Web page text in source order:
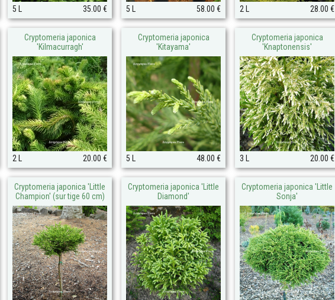
5 L 35.00 € 5 L 58.00 € 2 L 28.00 €
Cryptomeria japonica
'Kilmacurragh'
2 L 20.00 €
Cryptomeria japonica
'Kitayama'
5 L 48.00 €
Cryptomeria japonica
'Knaptonensis'
3 L 20.00 €
Cryptomeria japonica 'Little
Champion' (sur tige 60 cm)
Cryptomeria japonica 'Little
Diamond'
Cryptomeria japonica 'Little
Sonja'